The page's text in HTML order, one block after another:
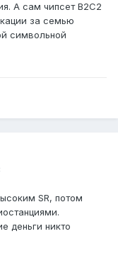
А сам чипсет B2C2
за семью
символьной
SR, потом
деньги никто